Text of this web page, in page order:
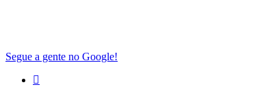
Segue a gente no Google!